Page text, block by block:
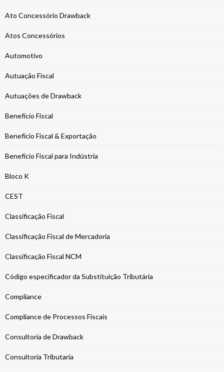
Ato Concessório Drawback
Atos Concessórios
Automotivo
Autuação Fiscal
Autuações de Drawback
Benefício Fiscal
Benefício Fiscal & Exportação
Benefício Fiscal para Indústria
Bloco K
CEST
Classificação Fiscal
Classificação Fiscal de Mercadoria
Classificação Fiscal NCM
Código especificador da Substituição Tributária
Compliance
Compliance de Processos Fiscais
Consultoria de Drawback
Consultoria Tributaria